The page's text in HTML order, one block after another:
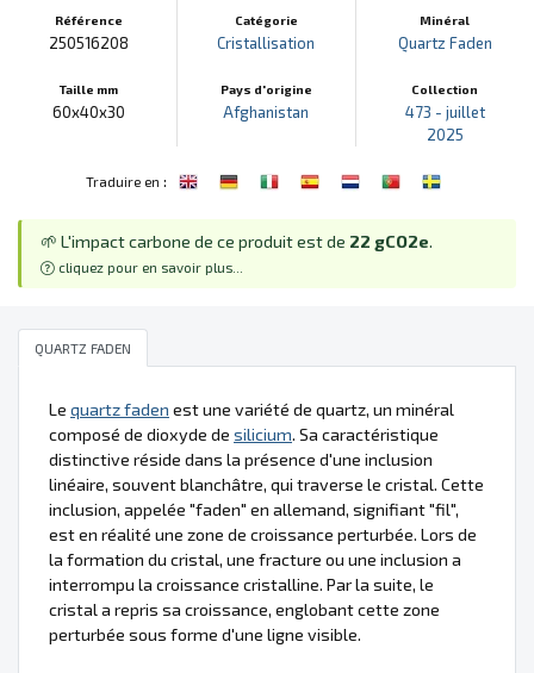
Référence
250516208
Taille mm
60x40x30
Catégorie
Cristallisation
Pays d'origine
Afghanistan
Minéral
Quartz Faden
Collection
473 - juillet
2025
Traduire en :
🌱 L'impact carbone de ce produit est de 22 gCO2e.
cliquez pour en savoir plus...
QUARTZ FADEN
Le quartz faden est une variété de quartz, un minéral
composé de dioxyde de silicium. Sa caractéristique
distinctive réside dans la présence d'une inclusion
linéaire, souvent blanchâtre, qui traverse le cristal. Cette
inclusion, appelée "faden" en allemand, signifiant "fil",
est en réalité une zone de croissance perturbée. Lors de
la formation du cristal, une fracture ou une inclusion a
interrompu la croissance cristalline. Par la suite, le
cristal a repris sa croissance, englobant cette zone
perturbée sous forme d'une ligne visible.